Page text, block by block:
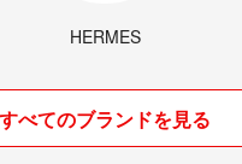
HERMES
すべてのブランドを見る